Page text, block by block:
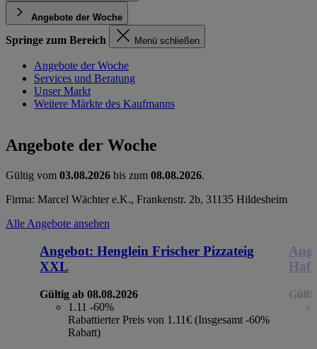
Angebote der Woche
Springe zum Bereich Menü schließen
Angebote der Woche
Services und Beratung
Unser Markt
Weitere Märkte des Kaufmanns
Angebote der Woche
Gültig vom 03.08.2026 bis zum 08.08.2026.
Firma: Marcel Wächter e.K., Frankenstr. 2b, 31135 Hildesheim
Alle Angebote ansehen
Angebot: Henglein Frischer Pizzateig
XXL
Gültig ab 08.08.2026
1.11 -60%
Rabattierter Preis von 1.11€ (Insgesamt -60%
Rabatt)